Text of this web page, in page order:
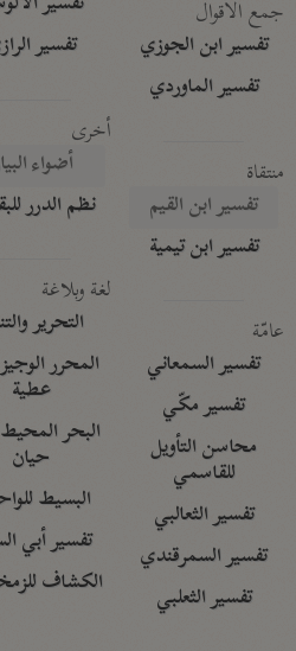
جمع الأقوال
تفسير ابن الجوزي
تفسير الماوردي
منتقاة
تفسير ابن القيم
تفسير ابن تيمية
عامّة
تفسير السمعاني
تفسير مكّي
محاسن التأويل
للقاسمي
تفسير الثعالبي
تفسير السمرقندي
تفسير الثعلبي
تفسير
أخرى
أضواء
نظم الدرر
لغة وبلاغة
التحرير
المحرر
عطية
البحر
حيان
البسيط
تفسير أبي
الكشاف